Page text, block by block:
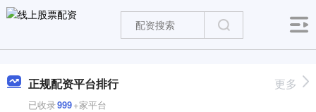
正规配资平台排行
已收录999+家平台
更多